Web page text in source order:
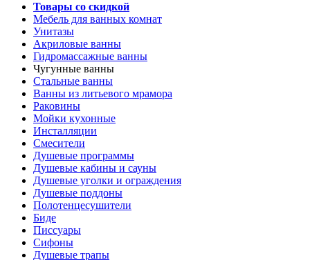
Товары со скидкой
Мебель для ванных комнат
Унитазы
Акриловые ванны
Гидромассажные ванны
Чугунные ванны
Стальные ванны
Ванны из литьевого мрамора
Раковины
Мойки кухонные
Инсталляции
Смесители
Душевые программы
Душевые кабины и сауны
Душевые уголки и ограждения
Душевые поддоны
Полотенцесушители
Биде
Писсуары
Сифоны
Душевые трапы